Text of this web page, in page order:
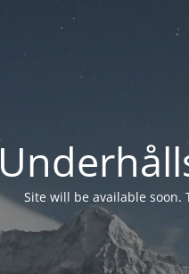
Site will be available soon.